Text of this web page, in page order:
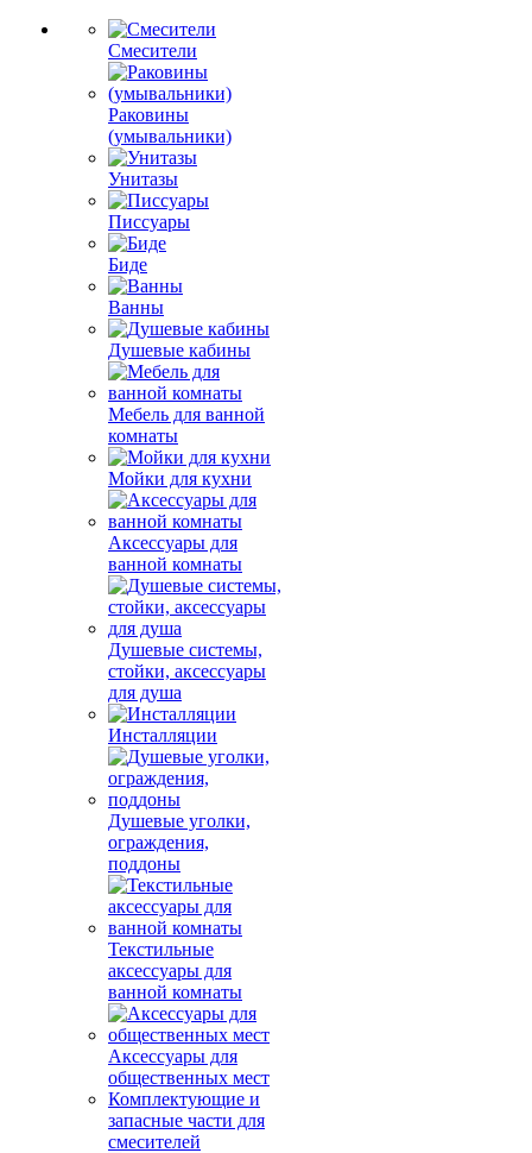
Смесители
Раковины
(умывальники)
Унитазы
Писсуары
Биде
Ванны
Душевые кабины
Мебель для ванной
комнаты
Мойки для кухни
Аксессуары для
ванной комнаты
Душевые системы,
стойки, аксессуары
для душа
Инсталляции
Душевые уголки,
ограждения,
поддоны
Текстильные
аксессуары для
ванной комнаты
Аксессуары для
общественных мест
Комплектующие и
запасные части для
смесителей